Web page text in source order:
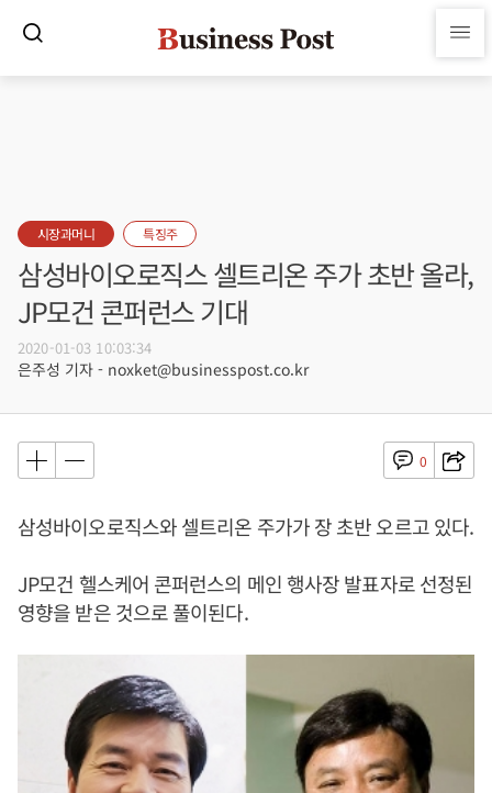
시장과머니 특징주
삼성바이오로직스 셀트리온 주가 초반 올라,
JP모건 콘퍼런스 기대
2020-01-03 10:03:34
은주성 기자 - noxket@businesspost.co.kr
0
삼성바이오로직스와 셀트리온 주가가 장 초반 오르고 있다.
JP모건 헬스케어 콘퍼런스의 메인 행사장 발표자로 선정된
영향을 받은 것으로 풀이된다.